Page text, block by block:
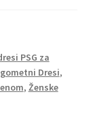
PSG za
Dresi,
, Ženske